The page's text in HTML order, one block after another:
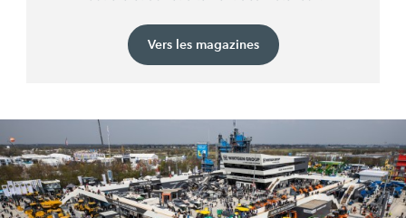
Vers les magazines